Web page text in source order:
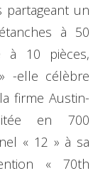
partageant un
à 50
à 10 pièces,
-elle célèbre
firme Austin-
en 700
« 12 » à sa
« 70th